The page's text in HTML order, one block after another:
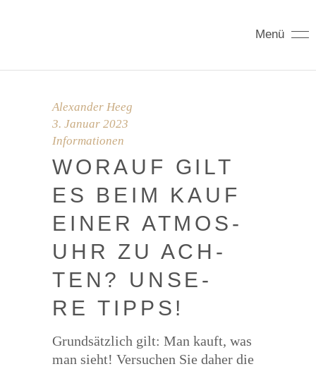
Menü
Alexander Heeg
3. Januar 2023
Informationen
WOR­AUF GILT
ES BEIM KAUF
EINER ATMOS-
UHR ZU ACH­
TEN? UNSE­
RE TIPPS!
Grundsätzlich gilt: Man kauft, was
man sieht! Versuchen Sie daher die